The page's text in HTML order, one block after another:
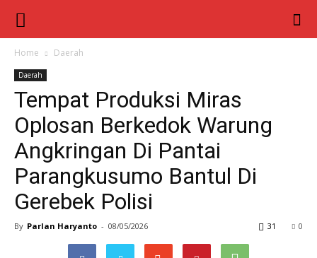
Berita
Inter
Nusa
Home Daerah
Daerah
Tempat Produksi Miras
Oplosan Berkedok Warung
Angkringan Di Pantai
Parangkusumo Bantul Di
Gerebek Polisi
By Parlan Haryanto - 08/05/2026 0
31